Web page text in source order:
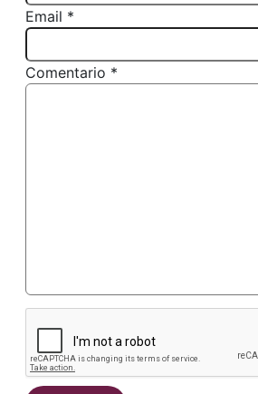
Email *
Comentario *